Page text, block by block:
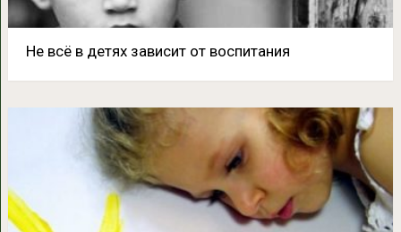
Не всё в детях зависит от воспитания